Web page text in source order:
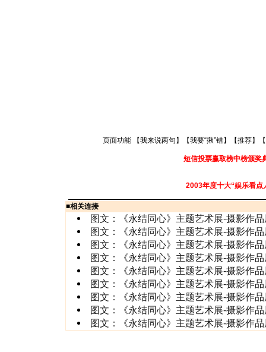
页面功能 【我来说两句 】【我要“揪”错】【推荐】
短信投票赢取榜中榜颁奖
2003年度十大“娱乐看点
■相关连接
图文：《永结同心》主题艺术展-摄影作
图文：《永结同心》主题艺术展-摄影作
图文：《永结同心》主题艺术展-摄影作
图文：《永结同心》主题艺术展-摄影作
图文：《永结同心》主题艺术展-摄影作
图文：《永结同心》主题艺术展-摄影作
图文：《永结同心》主题艺术展-摄影作
图文：《永结同心》主题艺术展-摄影作
图文：《永结同心》主题艺术展-摄影作